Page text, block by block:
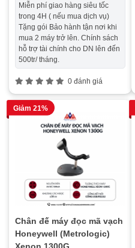
Miễn phí giao hàng siêu tốc
trong 4H ( nếu mua dịch vụ)
Tặng gói Bảo hành tận nơi khi
mua 2 máy trở lên. Chính sách
hỗ trợ tài chính cho DN lên đến
500tr/ tháng.
0 đánh giá
Giảm 21%
Chân đế máy đọc mã vạch
Honeywell (Metrologic)